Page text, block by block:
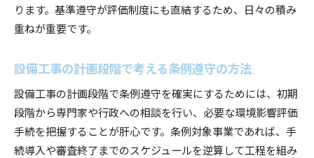
ります。基準遵守が評価制度にも直結するため、日々の積み
重ねが重要です。
設備工事の計画段階で考える条例遵守の方法
設備工事の計画段階で条例遵守を確実にするためには、初期
段階から専門家や行政への相談を行い、必要な環境影響評価
手続を把握することが肝心です。条例対象事業であれば、手
続導入や審査終了までのスケジュールを逆算して工程を組み